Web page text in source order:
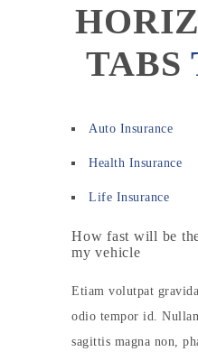
TABS
Auto Insurance
Health Insurance
Life Insurance
How fast will be
my vehicle
Etiam volutpat
odio tempor id.
sagittis magna non,